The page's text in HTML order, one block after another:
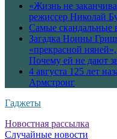
«Жизнь не
режиссер Николай
Самые скандальные
Загадка Нонны
«прекрасной
Почему ей не дают
4 августа 125 лет
Армстронг
Гаджеты
Новостная рассылка
Случайные новости